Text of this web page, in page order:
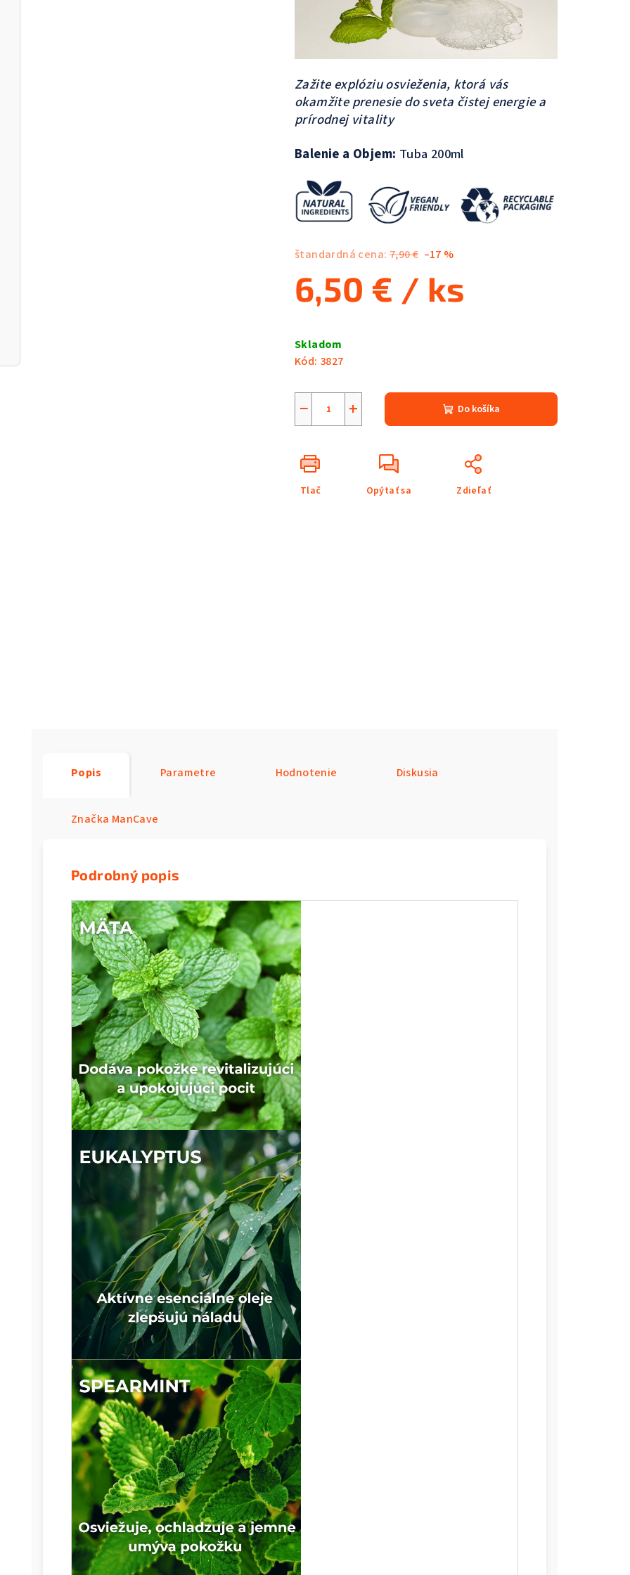
Zažite explóziu osvieženia, ktorá vás
okamžite prenesie do sveta čistej energie a
prírodnej vitality
Balenie a Objem: Tuba 200ml
štandardná cena: 7,90 € –17 %
6,50 € / ks
cena:
Skladom
Kód: 3827
+
− Do košíka
Tlač Opýtať sa Zdieľať
Popis Parametre Hodnotenie Diskusia
Značka ManCave
Podrobný popis